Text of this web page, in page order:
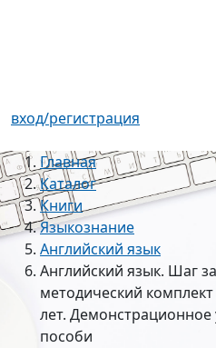
вход/регистрация
Главная
Каталог
Книги
Языкознание
Английский язык
Английский язык. Шаг
методический
лет. Демонстрационное
пособи